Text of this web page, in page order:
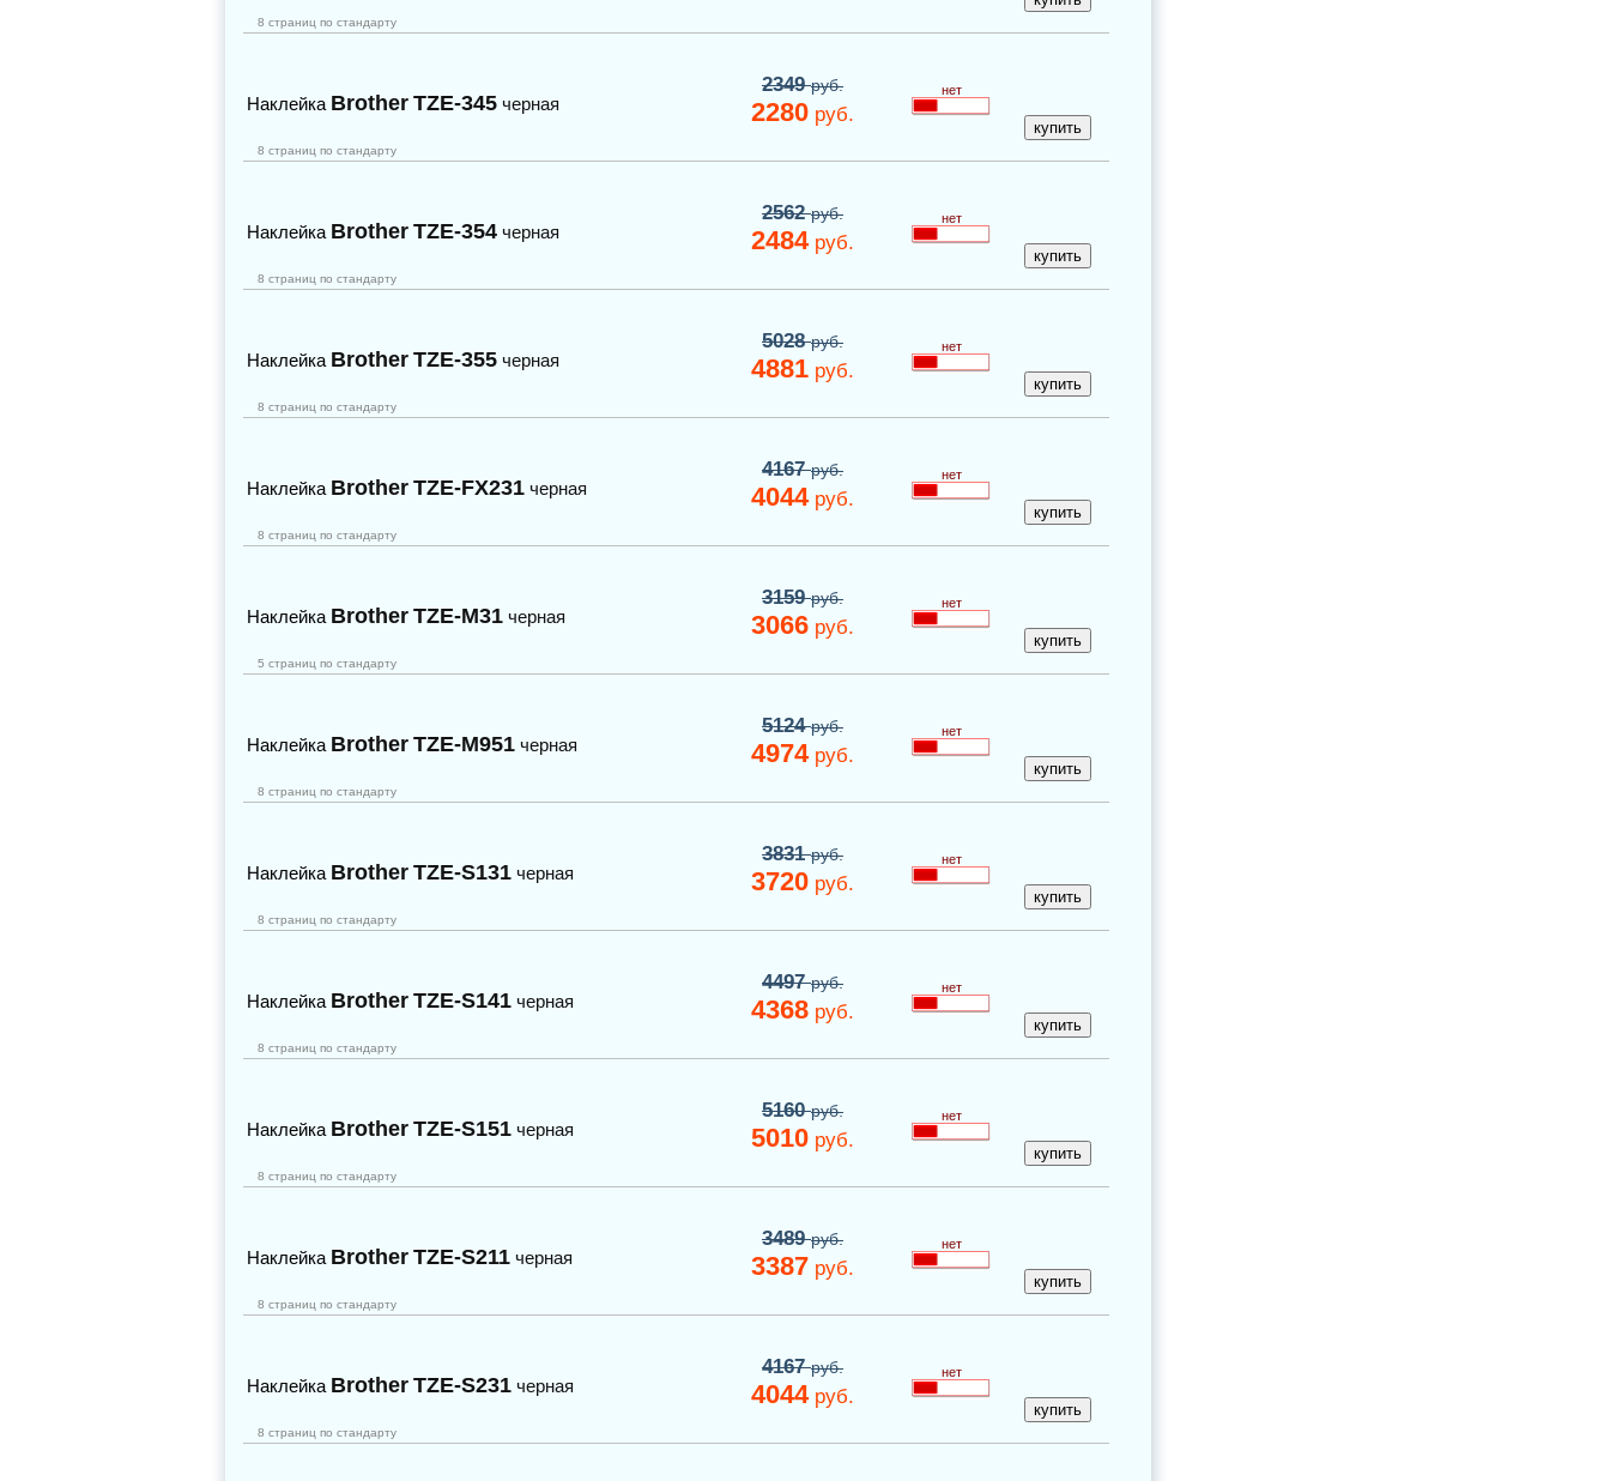
8 страниц по стандарту
Наклейка Brother TZE-345 черная
2349руб.
2280 руб.
нет
8 страниц по стандарту
Наклейка Brother TZE-354 черная
2562руб.
2484руб.
нет
8 страниц по стандарту
Наклейка Brother TZE-355 черная
5028руб.
4881 руб.
нет
8 страниц по стандарту
Наклейка Brother TZE-FX231 черная
4167руб.
4044руб.
нет
8 страниц по стандарту
Наклейка Brother TZE-M31 черная
3159руб.
3066 руб.
нет
5 страниц по стандарту
Наклейка Brother TZE-M951 черная
5124руб.
4974руб.
нет
8 страниц по стандарту
Наклейка Brother TZE-S131 черная
3831руб.
3720 руб.
нет
8 страниц по стандарту
Наклейка Brother TZE-S141 черная
4497руб.
4368 руб.
нет
8 страниц по стандарту
Наклейка Brother TZE-S151 черная
5160руб.
5010 руб.
нет
8 страниц по стандарту
Наклейка Brother TZE-S211 черная
3489руб.
3387 руб.
нет
8 страниц по стандарту
Наклейка Brother TZE-S231 черная
4167руб.
4044руб.
нет
8 страниц по стандарту